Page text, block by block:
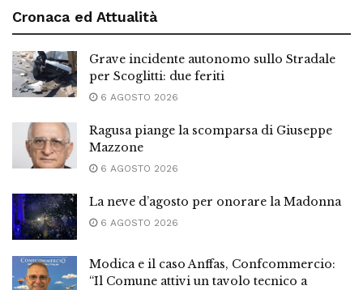
Cronaca ed Attualità
Grave incidente autonomo sullo Stradale
per Scoglitti: due feriti
6 AGOSTO 2026
Ragusa piange la scomparsa di Giuseppe
Mazzone
6 AGOSTO 2026
La neve d’agosto per onorare la Madonna
6 AGOSTO 2026
Modica e il caso Anffas, Confcommercio:
“Il Comune attivi un tavolo tecnico a